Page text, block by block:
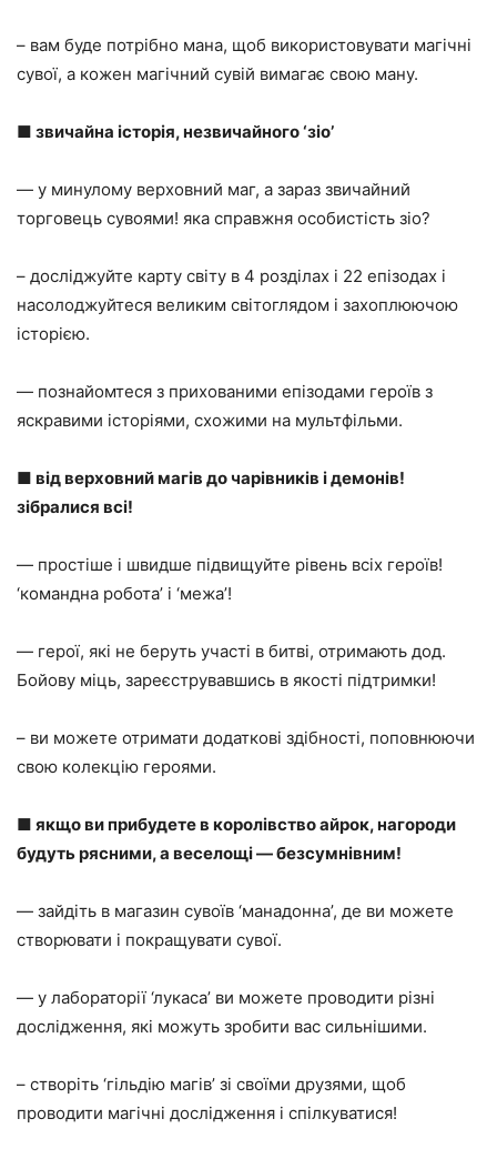
– вам буде потрібно мана, щоб використовувати магічні
сувої, а кожен магічний сувій вимагає свою ману.
■ звичайна історія, незвичайного ‘зіо’
— у минулому верховний маг, а зараз звичайний
торговець сувоями! яка справжня особистість зіо?
– досліджуйте карту світу в 4 розділах і 22 епізодах і
насолоджуйтеся великим світоглядом і захоплюючою
історією.
— познайомтеся з прихованими епізодами героїв з
яскравими історіями, схожими на мультфільми.
■ від верховний магів до чарівників і демонів!
зібралися всі!
— простіше і швидше підвищуйте рівень всіх героїв!
‘командна робота’ і ‘межа’!
— герої, які не беруть участі в битві, отримають дод.
Бойову міць, зареєструвавшись в якості підтримки!
– ви можете отримати додаткові здібності, поповнюючи
свою колекцію героями.
■ якщо ви прибудете в королівство айрок, нагороди
будуть рясними, а веселощі — безсумнівним!
— зайдіть в магазин сувоїв ‘манадонна’, де ви можете
створювати і покращувати сувої.
— у лабораторії ‘лукаса’ ви можете проводити різні
дослідження, які можуть зробити вас сильнішими.
– створіть ‘гільдію магів’ зі своїми друзями, щоб
проводити магічні дослідження і спілкуватися!